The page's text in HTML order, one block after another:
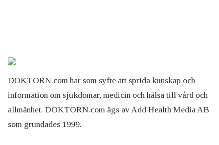
DOKTORN.com har som syfte att sprida kunskap och
information om sjukdomar, medicin och hälsa till vård och
allmänhet. DOKTORN.com ägs av Add Health Media AB
som grundades 1999.